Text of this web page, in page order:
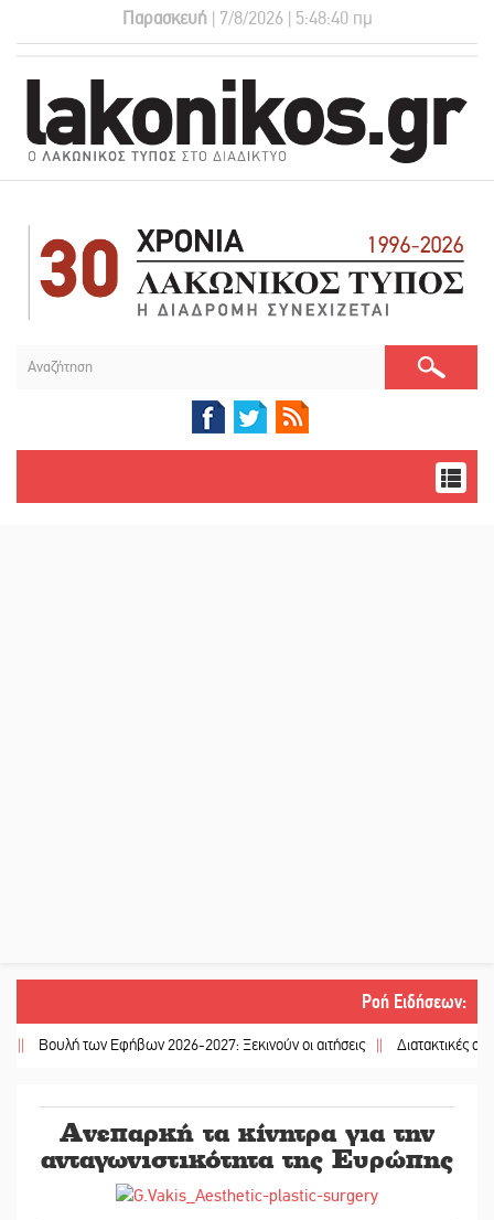
Παρασκευή | 7/8/2026 | 5:48:41 πμ
Ροή Ειδήσεων:
των Εφήβων 2026-2027: Ξεκινούν οι αιτήσεις || Διατακτικές
Ανεπαρκή τα κίνητρα για την
ανταγωνιστικότητα της Ευρώπης